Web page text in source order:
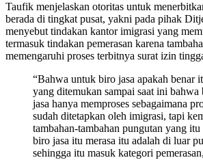
Taufik menjelaskan otoritas untuk
berada di tingkat pusat, yakni pada pihak
menyebut tindakan kantor imigrasi yang
termasuk tindakan pemerasan karena
memengaruhi proses terbitnya surat izin
“Bahwa untuk biro jasa apakah benar
yang ditemukan sampai saat ini
jasa hanya memproses sebagaimana
sudah ditetapkan oleh imigrasi, tapi
tambahan-tambahan pungutan yang
biro jasa itu merasa itu adalah di luar
sehingga itu masuk kategori